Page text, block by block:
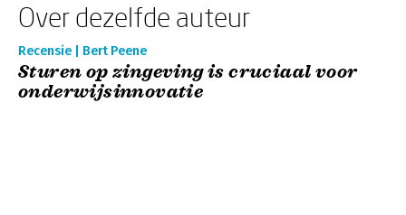
Over dezelfde auteur
Recensie | Bert Peene
Sturen op zingeving is cruciaal voor
onderwijsinnovatie